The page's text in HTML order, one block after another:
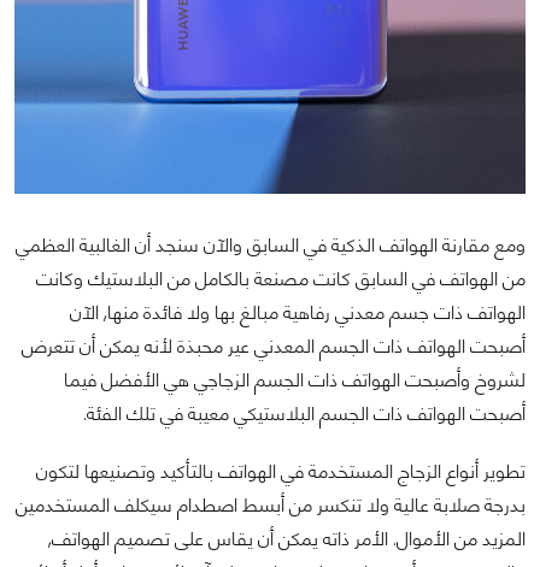
ومع مقارنة الهواتف الذكية في السابق والآن سنجد أن الغالبية العظمي
من الهواتف في السابق كانت مصنعة بالكامل من البلاستيك وكانت
الهواتف ذات جسم معدني رفاهية مبالغ بها ولا فائدة منها, الآن
أصبحت الهواتف ذات الجسم المعدني عير محبذة لأنه يمكن أن تتعرض
لشروخ وأصبحت الهواتف ذات الجسم الزجاجي هي الأفضل فيما
أصبحت الهواتف ذات الجسم البلاستيكي معيبة في تلك الفئة.
تطوير أنواع الزجاج المستخدمة في الهواتف بالتأكيد وتصنيعها لتكون
بدرجة صلابة عالية ولا تنكسر من أبسط اصطدام سيكلف المستخدمين
المزيد من الأموال. الأمر ذاته يمكن أن يقاس على تصميم الهواتف,